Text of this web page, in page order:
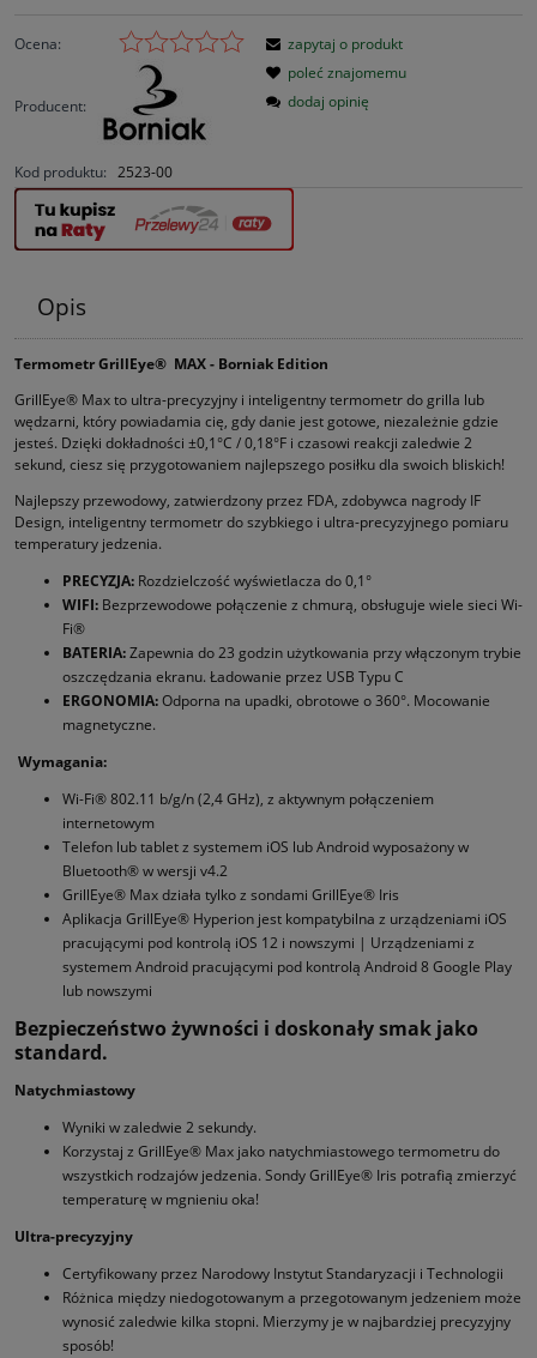
Ocena:
Producent:
Kod produktu: 2523-00
zapytaj o produkt
poleć znajomemu
dodaj opinię
Opis
Termometr GrillEye® MAX - Borniak Edition
GrillEye® Max to ultra-precyzyjny i inteligentny termometr do grilla lub
wędzarni, który powiadamia cię, gdy danie jest gotowe, niezależnie gdzie
jesteś. Dzięki dokładności ±0,1°C / 0,18°F i czasowi reakcji zaledwie 2
sekund, ciesz się przygotowaniem najlepszego posiłku dla swoich bliskich!
Najlepszy przewodowy, zatwierdzony przez FDA, zdobywca nagrody IF
Design, inteligentny termometr do szybkiego i ultra-precyzyjnego pomiaru
temperatury jedzenia.
PRECYZJA: Rozdzielczość wyświetlacza do 0,1°
WIFI: Bezprzewodowe połączenie z chmurą, obsługuje wiele sieci Wi-
Fi®
BATERIA:Zapewnia do 23 godzin użytkowania przy włączonym trybie
oszczędzania ekranu. Ładowanie przez USB Typu C
ERGONOMIA:Odporna na upadki, obrotowe o 360°. Mocowanie
magnetyczne.
Wymagania:
Wi-Fi® 802.11 b/g/n (2,4 GHz), z aktywnym połączeniem
internetowym
Telefon lub tablet z systemem iOS lub Android wyposażony w
Bluetooth® w wersji v4.2
GrillEye® Max działa tylko z sondami GrillEye® Iris
Aplikacja GrillEye® Hyperion jest kompatybilna z urządzeniami iOS
pracującymi pod kontrolą iOS 12 i nowszymi | Urządzeniami z
systemem Android pracującymi pod kontrolą Android 8 Google Play
lub nowszymi
Bezpieczeństwo żywności i doskonały smak jako
standard.
Natychmiastowy
Wyniki w zaledwie 2 sekundy.
Korzystaj z GrillEye® Max jako natychmiastowego termometru do
wszystkich rodzajów jedzenia. Sondy GrillEye® Iris potrafią zmierzyć
temperaturę w mgnieniu oka!
Ultra-precyzyjny
Certyfikowany przez Narodowy Instytut Standaryzacji i Technologii
Różnica między niedogotowanym a przegotowanym jedzeniem może
wynosić zaledwie kilka stopni. Mierzymy je w najbardziej precyzyjny
sposób!